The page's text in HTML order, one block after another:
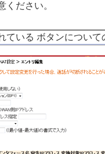
ください。
いる ボタンについて